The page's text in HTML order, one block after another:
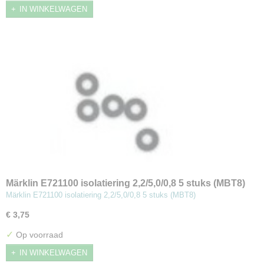
IN WINKELWAGEN
Märklin E721100 isolatiering 2,2/5,0/0,8 5 stuks (MBT8)
Märklin E721100 isolatiering 2,2/5,0/0,8 5 stuks (MBT8)
€ 3,75
✓ Op voorraad
IN WINKELWAGEN